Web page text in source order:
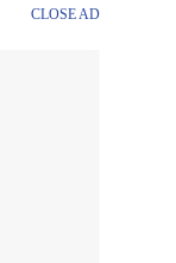
CLOSE AD